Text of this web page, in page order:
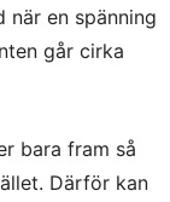
en spänning
går cirka
bara fram så
Därför kan